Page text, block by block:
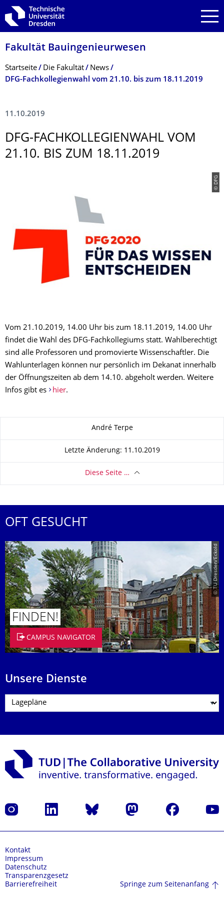
Zur Hauptnavigation springen
Zur Suche springen
Zum Inhalt springen
Fakultät Bauingenieurwesen
Breadcrumb-Menü
Startseite Die Fakultät
News
­DFG-Fachkollegienwahl vom 21.10. bis zum 18.11.2019
11.10.2019
­DFG-FACHKOLLEGIEN­WAHL VOM
21.10. BIS ZUM 18.11.2019
© DFG
Vom 21.10.2019, 14.00 Uhr bis zum 18.11.2019, 14.00 Uhr
findet die Wahl des DFG-Fachkollegiums statt. Wahlberechtigt
sind alle Professoren und promovierte Wissenschaftler. Die
Wahlunterlagen können nur persönlich im Dekanat innerhalb
der Öffnungszeiten ab dem 14.10. abgeholt werden. Weitere
Infos gibt es
hier.
André Terpe
Letzte Änderung: 11.10.2019
Diese Seite …
OFT GESUCHT
© TU Dresden/Eckold
FINDEN!
CAMPUS NAVIGATOR
Unsere Dienste
Instagram LinkedIn Bluesky Mastodon Facebook
Kontakt
Impressum
Datenschutz
Transparenzgesetz
Barrierefreiheit
Springe zum Seitenanfang